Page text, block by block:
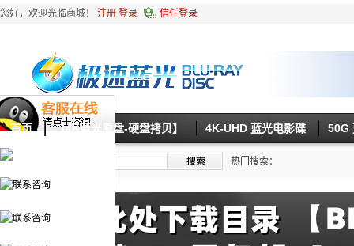
您好，欢迎光临商城！ 注册 登录 信任登录
首页 【4K蓝光原盘-硬盘拷贝】 4K-UHD 蓝光电影碟 50G
热门搜索：